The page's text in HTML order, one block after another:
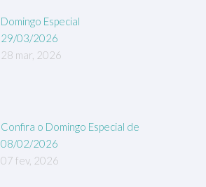
Domingo Especial
29/03/2026
28 mar, 2026
Confira o Domingo Especial de
08/02/2026
07 fev, 2026